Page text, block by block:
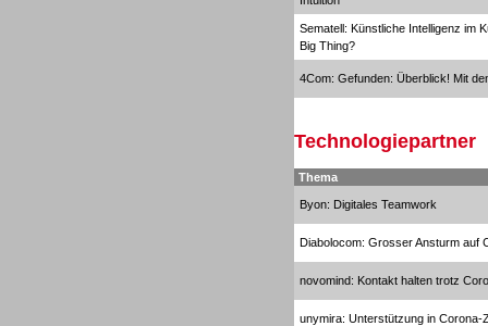
Sematell: Künstliche Intelligenz im
Big Thing?
4Com: Gefunden: Überblick! Mit
Technologiepartner
Thema
Byon: Digitales Teamwork
Diabolocom: Grosser Ansturm auf
novomind: Kontakt halten trotz
unymira: Unterstützung in Corona-